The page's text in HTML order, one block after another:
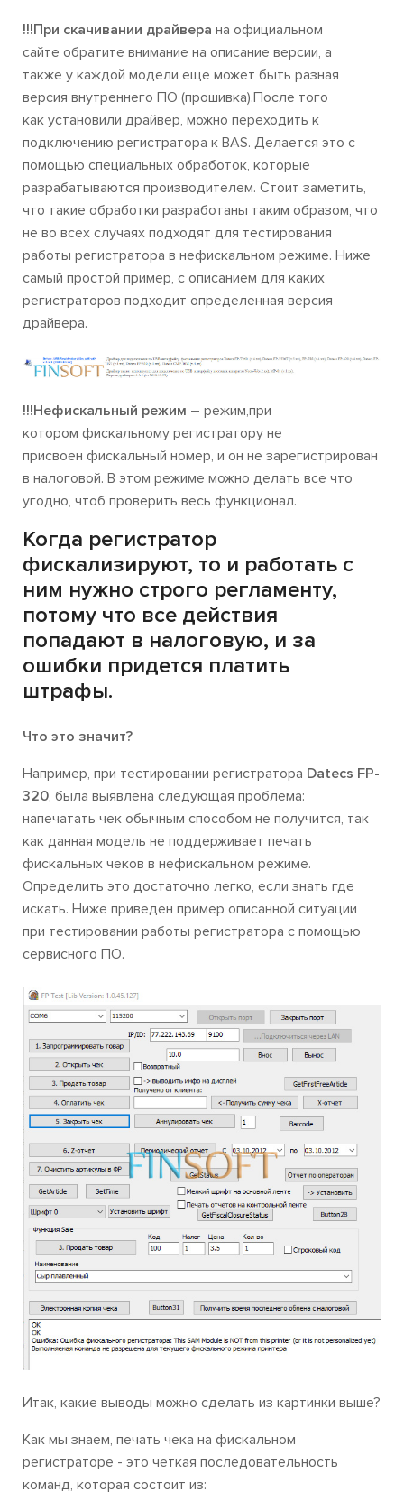
!!!При скачивании драйвера на официальном
сайте обратите внимание на описание версии, а
также у каждой модели еще может быть разная
версия внутреннего ПО (прошивка).После того
как установили драйвер, можно переходить к
подключению регистратора к BAS. Делается это с
помощью специальных обработок, которые
разрабатываются производителем. Стоит заметить,
что такие обработки разработаны таким образом, что
не во всех случаях подходят для тестирования
работы регистратора в нефискальном режиме. Ниже
самый простой пример, с описанием для каких
регистраторов подходит определенная версия
драйвера.
!!!Нефискальный режим – режим,при
котором фискальному регистратору не
присвоен фискальный номер, и он не зарегистрирован
в налоговой. В этом режиме можно делать все что
угодно, чтоб проверить весь функционал.
Когда регистратор
фискализируют, то и работать с
ним нужно строго регламенту,
потому что все действия
попадают в налоговую, и за
ошибки придется платить
штрафы.
Что это значит?
Например, при тестировании регистратора Datecs FP-
320, была выявлена следующая проблема:
напечатать чек обычным способом не получится, так
как данная модель не поддерживает печать
фискальных чеков в нефискальном режиме.
Определить это достаточно легко, если знать где
искать. Ниже приведен пример описанной ситуации
при тестировании работы регистратора с помощью
сервисного ПО.
Итак, какие выводы можно сделать из картинки выше?
Как мы знаем, печать чека на фискальном
регистраторе - это четкая последовательность
команд, которая состоит из: